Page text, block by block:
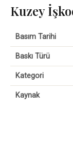
Kuzey
Basım Tarihi
Baskı Türü
Kategori
Kaynak